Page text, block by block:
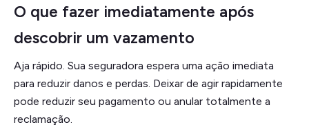
O que fazer imediatamente após
descobrir um vazamento
Aja rápido. Sua seguradora espera uma ação imediata
para reduzir danos e perdas. Deixar de agir rapidamente
pode reduzir seu pagamento ou anular totalmente a
reclamação.